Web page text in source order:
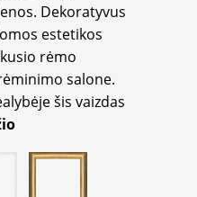
Dekoratyvus
estetikos
rėmo
salone.
šis vaizdas